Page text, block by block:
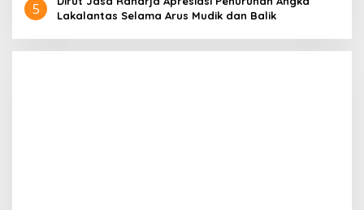
5
Lakalantas Selama Arus Mudik dan Balik